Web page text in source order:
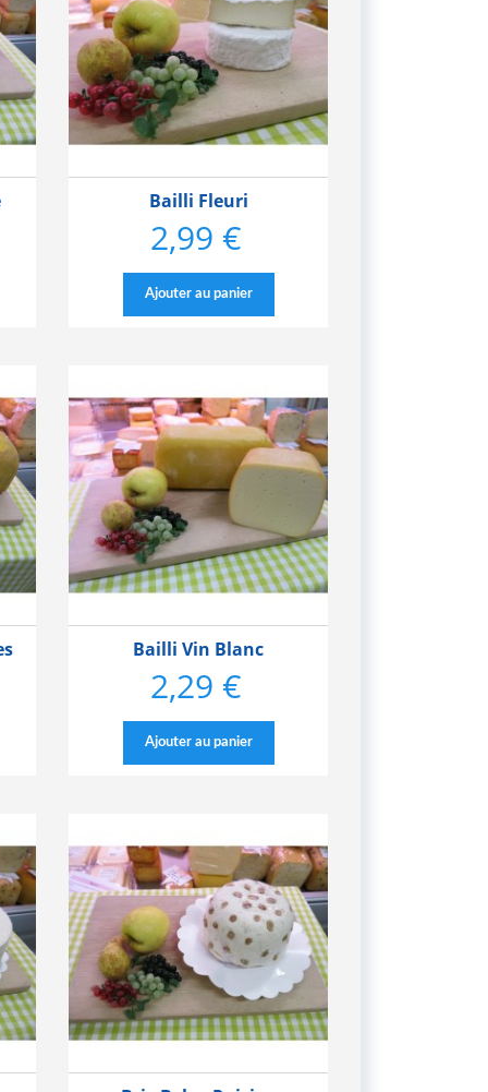
Bailli Fleuri
Prix
2,99 €
Ajouter au panier
Bailli Vin Blanc
Prix
2,29 €
Ajouter au panier